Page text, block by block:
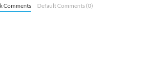
Comments Default Comments (0)